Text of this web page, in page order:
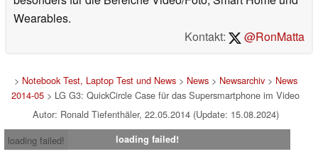
Wearables.
Kontakt:
@RonMatta
> Notebook Test, Laptop Test und News> News> Newsarchiv> News
2014-05 > LG G3: QuickCircle Case für das Supersmartphone im Video
Autor: Ronald Tiefenthäler, 22.05.2014 (Update: 15.08.2024)
loading failed!
loading failed!